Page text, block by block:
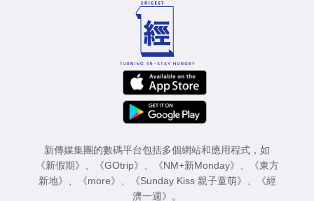
新傳媒集團的數碼平台包括多個網站和應用程式，如
《新假期》 、 《GOtrip》 、 《NM+新Monday》 、
《東方
新地》 、 《more》 、 《Sunday Kiss 親子童萌》 、
《經
濟一週》 。